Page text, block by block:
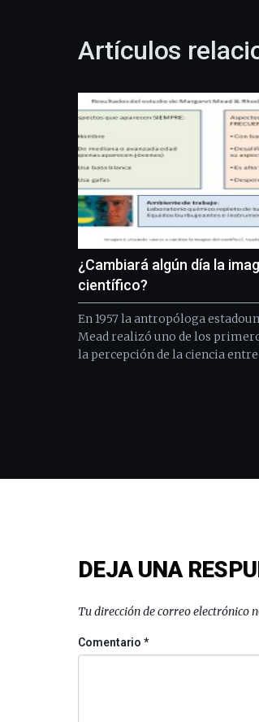
Artículos
¿Cambiará algún día la
científico?
En 1957 la antropóloga
Mead realizó uno de los
la percepción de la ciencia
DEJA UNA
Tu dirección de correo electrónico
Comentario*